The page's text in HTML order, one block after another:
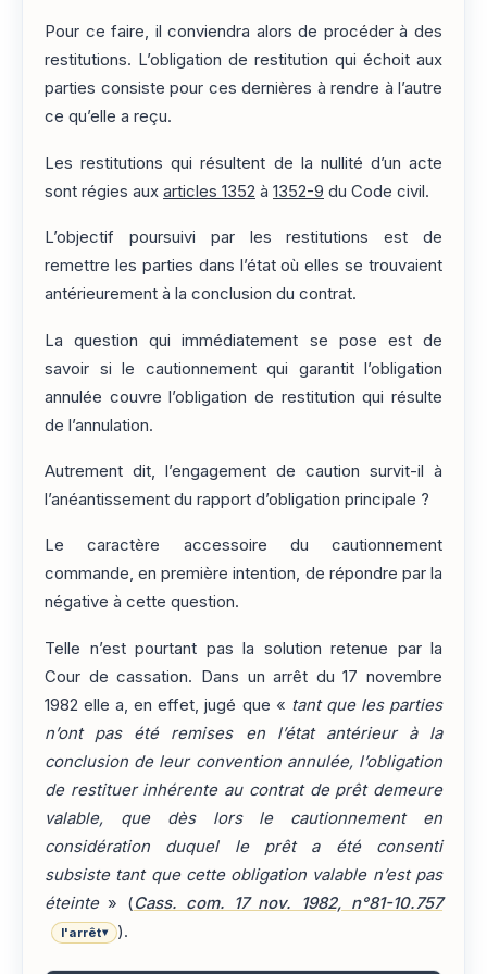
Pour ce faire, il conviendra alors de procéder à des
restitutions. L’obligation de restitution qui échoit aux
parties consiste pour ces dernières à rendre à l’autre
ce qu’elle a reçu.
Les restitutions qui résultent de la nullité d’un acte
sont régies aux articles 1352 à 1352-9 du Code civil.
L’objectif poursuivi par les restitutions est de
remettre les parties dans l’état où elles se trouvaient
antérieurement à la conclusion du contrat.
La question qui immédiatement se pose est de
savoir si le cautionnement qui garantit l’obligation
annulée couvre l’obligation de restitution qui résulte
de l’annulation.
Autrement dit, l’engagement de caution survit-il à
l’anéantissement du rapport d’obligation principale ?
Le caractère accessoire du cautionnement
commande, en première intention, de répondre par la
négative à cette question.
Telle n’est pourtant pas la solution retenue par la
Cour de cassation. Dans un arrêt du 17 novembre
1982 elle a, en effet, jugé que « tant que les parties
n’ont pas été remises en l’état antérieur à la
conclusion de leur convention annulée, l’obligation
de restituer inhérente au contrat de prêt demeure
valable, que dès lors le cautionnement en
considération duquel le prêt a été consenti
subsiste tant que cette obligation valable n’est pas
éteinte» (Cass. com. 17 nov. 1982, n°81-10.757
l'arrêt▾ ).